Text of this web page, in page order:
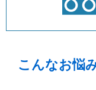
こんなお悩